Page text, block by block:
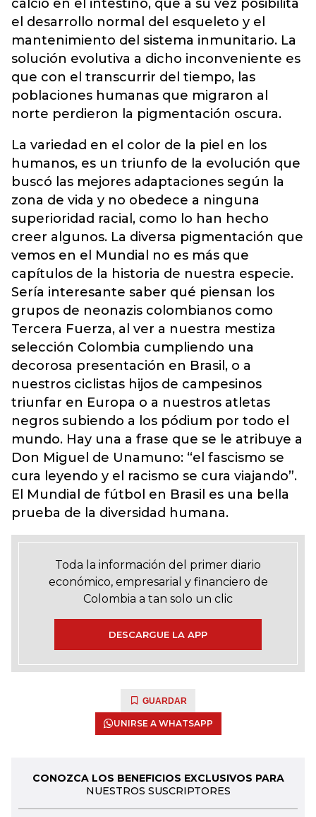
calcio en el intestino, que a su vez posibilita
el desarrollo normal del esqueleto y el
mantenimiento del sistema inmunitario. La
solución evolutiva a dicho inconveniente es
que con el transcurrir del tiempo, las
poblaciones humanas que migraron al
norte perdieron la pigmentación oscura.
La variedad en el color de la piel en los
humanos, es un triunfo de la evolución que
buscó las mejores adaptaciones según la
zona de vida y no obedece a ninguna
superioridad racial, como lo han hecho
creer algunos. La diversa pigmentación que
vemos en el Mundial no es más que
capítulos de la historia de nuestra especie.
Sería interesante saber qué piensan los
grupos de neonazis colombianos como
Tercera Fuerza, al ver a nuestra mestiza
selección Colombia cumpliendo una
decorosa presentación en Brasil, o a
nuestros ciclistas hijos de campesinos
triunfar en Europa o a nuestros atletas
negros subiendo a los pódium por todo el
mundo. Hay una a frase que se le atribuye a
Don Miguel de Unamuno: “el fascismo se
cura leyendo y el racismo se cura viajando”.
El Mundial de fútbol en Brasil es una bella
prueba de la diversidad humana.
Toda la información del primer diario
económico, empresarial y financiero de
Colombia a tan solo un clic
DESCARGUE LA APP
GUARDAR
UNIRSE A WHATSAPP
CONOZCA LOS BENEFICIOS EXCLUSIVOS PARA
NUESTROS SUSCRIPTORES